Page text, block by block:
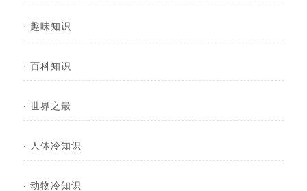
· 趣味知识
· 百科知识
· 世界之最
· 人体冷知识
· 动物冷知识